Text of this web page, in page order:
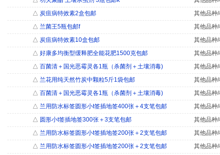
△ 炭疽病特效素2盒包邮
其他品种
△ 兰菌王5瓶包邮f
其他品种
△ 炭疽病特效素10盒包邮
其他品种
△ 好康多均衡型缓释肥全能花肥1500克包邮
其他品种
△ 百菌清＋国光恶霉灵各1瓶（杀菌剂＋土壤消毒)
其他品种
△ 兰花用纯天然竹炭中颗粒5斤1袋包邮
其他品种
△ 百菌清＋国光恶霉灵各1瓶（杀菌剂＋土壤消毒)
其他品种
△ 兰用防水标签圆形小t签插地签400张＋4支笔包邮
其他品种
△ 圆形小t签插地签300张＋3支笔包邮
其他品种
△ 兰用防水标签圆形小t签插地签200张＋2支笔包邮
其他品种
△ 兰用防水标签圆形小t签插地签200张＋2支笔包邮
其他品种